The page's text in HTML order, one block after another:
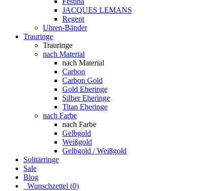
JACQUES LEMANS
Regent
Uhren-Bänder
Trauringe
Trauringe
nach Material
nach Material
Carbon
Carbon Gold
Gold Eheringe
Silber Eheringe
Titan Eheringe
nach Farbe
nach Farbe
Gelbgold
Weißgold
Gelbgold / Weißgold
Solitärringe
Sale
Blog
Wunschzettel (0)